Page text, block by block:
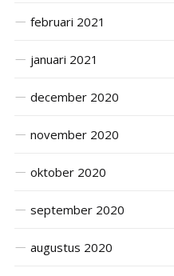
februari 2021
januari 2021
december 2020
november 2020
oktober 2020
september 2020
augustus 2020